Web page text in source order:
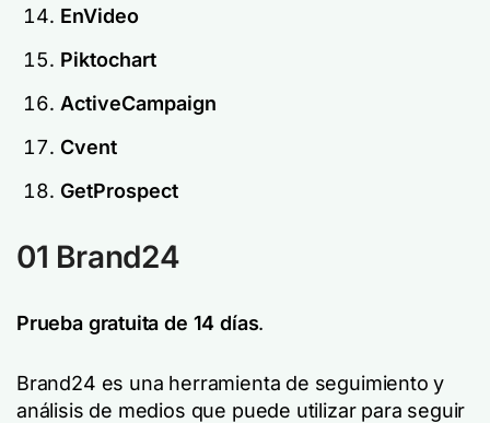
EnVideo
Piktochart
ActiveCampaign
Cvent
GetProspect
01 Brand24
Prueba gratuita de 14 días.
Brand24 es una herramienta de seguimiento y
análisis de medios que puede utilizar para seguir